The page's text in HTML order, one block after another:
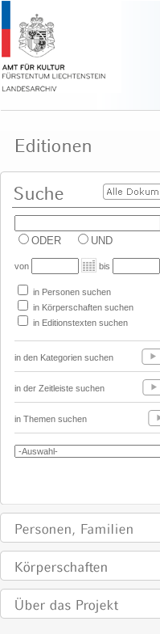
ODER UND
von bis
in Personen suchen
in Körperschaften suchen
in Editionstexten suchen
in den Kategorien suchen
in der Zeitleiste suchen
in Themen suchen